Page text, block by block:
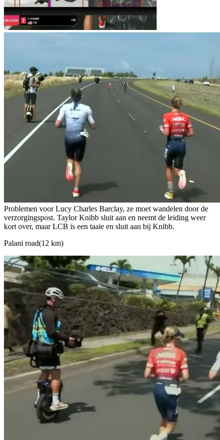
Problemen voor Lucy Charles Barclay, ze moet wandelen door de
verzorgingspost. Taylor Knibb sluit aan en neemt de leiding weer
kort over, maar LCB is een taaie en sluit aan bij Knibb.
Palani road(12 km)